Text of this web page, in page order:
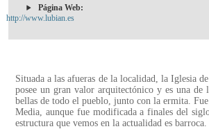
Página Web:
http://www.lubian.es
Situada a las afueras de la localidad, la Iglesia
posee un gran valor arquitectónico y es una de
bellas de todo el pueblo, junto con la ermita.
Media, aunque fue modificada a finales del
estructura que vemos en la actualidad es barroca.